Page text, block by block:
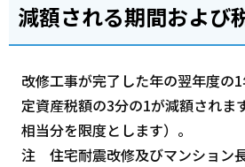
減額される期間および
改修工事が完了した年の翌年度の
定資産税額の3分の1が減額されま
相当分を限度とします）。
注 住宅耐震改修及びマンション